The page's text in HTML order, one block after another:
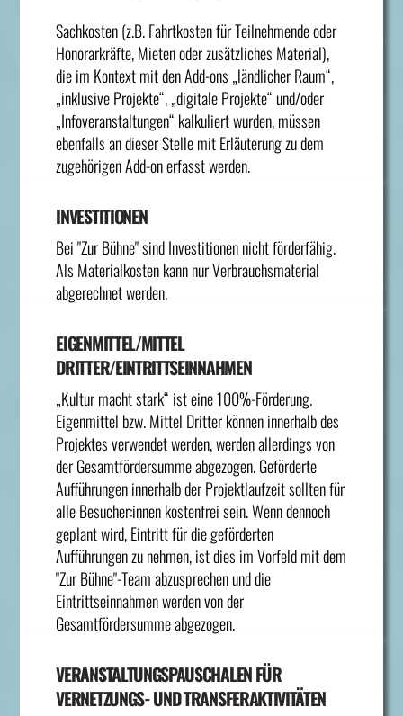
Sachkosten (z.B. Fahrtkosten für Teilnehmende oder
Honorarkräfte, Mieten oder zusätzliches Material),
die im Kontext mit den Add-ons „ländlicher Raum“,
„inklusive Projekte“, „digitale Projekte“ und/oder
„Infoveranstaltungen“ kalkuliert wurden, müssen
ebenfalls an dieser Stelle mit Erläuterung zu dem
zugehörigen Add-on erfasst werden.
INVESTITIONEN
Bei "Zur Bühne" sind Investitionen nicht förderfähig.
Als Materialkosten kann nur Verbrauchsmaterial
abgerechnet werden.
EIGENMITTEL/MITTEL
DRITTER/EINTRITTSEINNAHMEN
„Kultur macht stark“ ist eine 100%-Förderung.
Eigenmittel bzw. Mittel Dritter können innerhalb des
Projektes verwendet werden, werden allerdings von
der Gesamtfördersumme abgezogen. Geförderte
Aufführungen innerhalb der Projektlaufzeit sollten für
alle Besucher:innen kostenfrei sein. Wenn dennoch
geplant wird, Eintritt für die geförderten
Aufführungen zu nehmen, ist dies im Vorfeld mit dem
"Zur Bühne"-Team abzusprechen und die
Eintrittseinnahmen werden von der
Gesamtfördersumme abgezogen.
VERANSTALTUNGSPAUSCHALEN FÜR
VERNETZUNGS- UND TRANSFERAKTIVITÄTEN